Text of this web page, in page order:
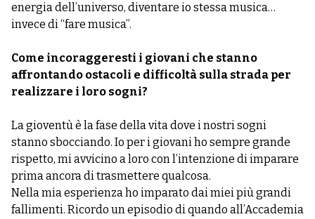
energia dell’universo, diventare io stessa musica…
invece di “fare musica”.
Come incoraggeresti i giovani che stanno
affrontando ostacoli e difficoltà sulla strada per
realizzare i loro sogni?
La gioventù è la fase della vita dove i nostri sogni
stanno sbocciando. Io per i giovani ho sempre grande
rispetto, mi avvicino a loro con l’intenzione di imparare
prima ancora di trasmettere qualcosa.
Nella mia esperienza ho imparato dai miei più grandi
fallimenti. Ricordo un episodio di quando all’Accademia